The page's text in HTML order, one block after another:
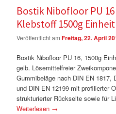
Bostik Nibofloor PU 16
Klebstoff 1500g Einheit
Veröffentlicht amFreitag, 22. April
Bostik Nibofloor PU 16, 1500g
gelb. Lösemittelfreier
Gummibeläge nach DIN EN 1817,
und DIN EN 12199 mit profilierter
strukturierter Rückseite sowie für
Weiterlesen →